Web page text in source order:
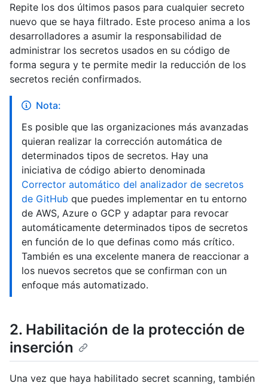
Repite los dos últimos pasos para cualquier secreto
nuevo que se haya filtrado. Este proceso anima a los
desarrolladores a asumir la responsabilidad de
administrar los secretos usados en su código de
forma segura y te permite medir la reducción de los
secretos recién confirmados.
Nota:
Es posible que las organizaciones más avanzadas
quieran realizar la corrección automática de
determinados tipos de secretos. Hay una
iniciativa de código abierto denominada
Corrector automático del analizador de secretos
de GitHub que puedes implementar en tu entorno
de AWS, Azure o GCP y adaptar para revocar
automáticamente determinados tipos de secretos
en función de lo que definas como más crítico.
También es una excelente manera de reaccionar a
los nuevos secretos que se confirman con un
enfoque más automatizado.
2. Habilitación de la protección de
inserción
Una vez que haya habilitado secret scanning, también